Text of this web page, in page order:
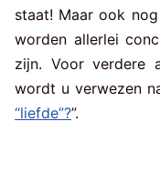
staat! Maar ook
worden allerlei
zijn. Voor verdere
wordt u verwezen
“liefde”?”.